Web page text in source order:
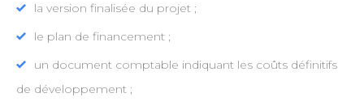
la version finalisée du projet ;
le plan de financement ;
un document comptable indiquant les coûts définitifs
de développement ;